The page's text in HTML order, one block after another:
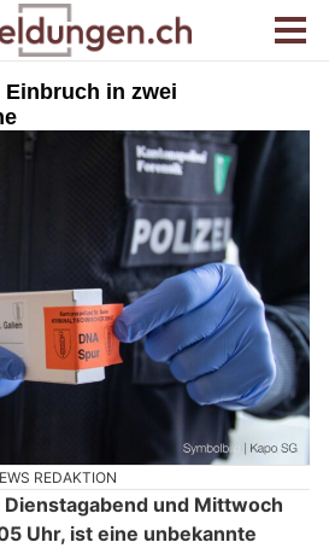
in zwei
REDAKTION
und Mittwoch
Uhr, ist eine unbekannte